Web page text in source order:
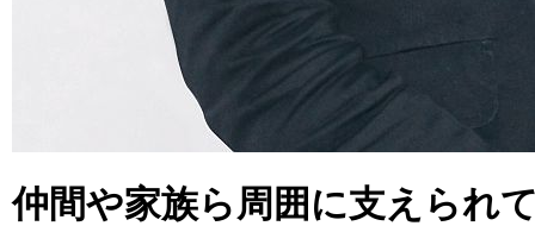
仲間や家族ら周囲に支えられ